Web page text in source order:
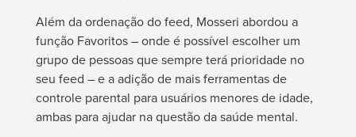
Além da ordenação do feed, Mosseri abordou a
função Favoritos – onde é possível escolher um
grupo de pessoas que sempre terá prioridade no
seu feed – e a adição de mais ferramentas de
controle parental para usuários menores de idade,
ambas para ajudar na questão da saúde mental.